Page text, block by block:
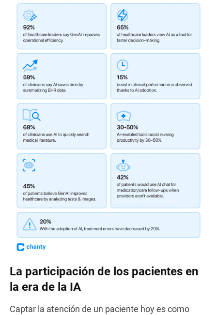
La participación de los pacientes en
la era de la IA
Captar la atención de un paciente hoy es como